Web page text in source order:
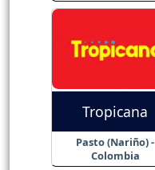
Tropicana
Pasto (Nariño) -
Colombia